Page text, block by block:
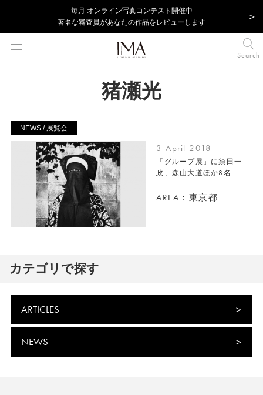
毎⽉ オンライン写真コンテスト開催中
著名な審査員があなたの作品をレビューします
Search
猪瀬光
NEWS / 展覧会
3 April 2018
「グループ展」に須田一
政、森山大道ほか8名
AREA：東京都
カテゴリで探す
ARTICLES
NEWS